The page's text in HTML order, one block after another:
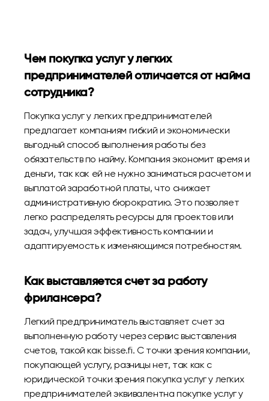
Чем покупка услуг у легких
предпринимателей отличается от найма
сотрудника?
Покупка услуг у легких предпринимателей
предлагает компаниям гибкий и экономически
выгодный способ выполнения работы без
обязательств по найму. Компания экономит время и
деньги, так как ей не нужно заниматься расчетом и
выплатой заработной платы, что снижает
административную бюрократию. Это позволяет
легко распределять ресурсы для проектов или
задач, улучшая эффективность компании и
адаптируемость к изменяющимся потребностям.
Как выставляется счет за работу
фрилансера?
Легкий предприниматель выставляет счет за
выполненную работу через сервис выставления
счетов, такой как bisse.fi. С точки зрения компании,
покупающей услугу, разницы нет, так как с
юридической точки зрения покупка услуг у легких
предпринимателей эквивалентна покупке услуг у